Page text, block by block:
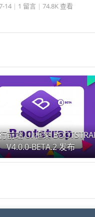
14 | 1 留言 | 74.8K 查看
前端 UI 框架
V4.0.0-BETA.2 发布